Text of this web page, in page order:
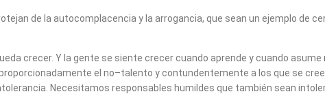
de la autocomplacencia y la arrogancia, que sean un ejemplo de
crecer. Y la gente se siente crecer cuando aprende y cuando
el no–talento y contundentemente a los que se
Necesitamos responsables humildes que también sean